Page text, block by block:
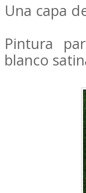
Una capa
Pintura
blanco